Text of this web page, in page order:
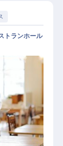
員
トランホール